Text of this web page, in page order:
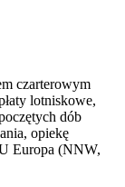
czarterowym
lotniskowe,
dób
opiekę
Europa (NNW,